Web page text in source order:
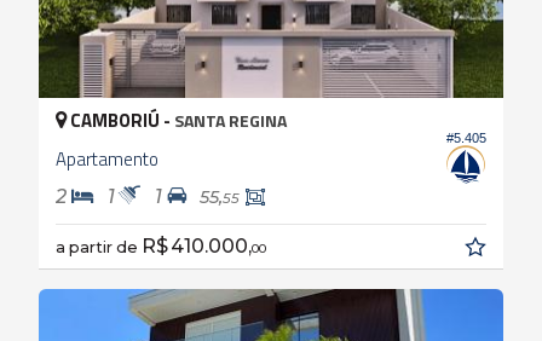
#5.405
CAMBORIÚ - SANTA REGINA
Apartamento
2 1 1 55,55
a partir de R$ 410.000,00